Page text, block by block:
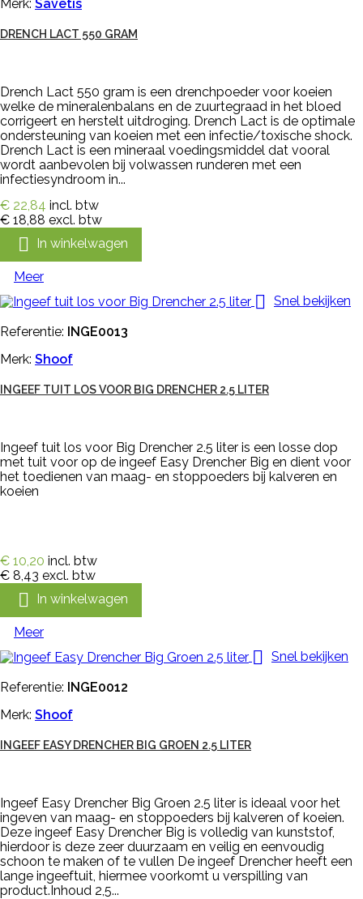
Merk: Savetis
DRENCH LACT 550 GRAM
Drench Lact 550 gram is een drenchpoeder voor koeien
welke de mineralenbalans en de zuurtegraad in het bloed
corrigeert en herstelt uitdroging. Drench Lact is de optimale
ondersteuning van koeien met een infectie/toxische shock.
Drench Lact is een mineraal voedingsmiddel dat vooral
wordt aanbevolen bij volwassen runderen met een
infectiesyndroom in...
€ 22,84 incl. btw
€ 18,88 excl. btw
 In winkelwagen
Meer
 Snel bekijken
Referentie: INGE0013
Merk: Shoof
INGEEF TUIT LOS VOOR BIG DRENCHER 2.5 LITER
Ingeef tuit los voor Big Drencher 2.5 liter is een losse dop
met tuit voor op de ingeef Easy Drencher Big en dient voor
het toedienen van maag- en stoppoeders bij kalveren en
koeien
€ 10,20 incl. btw
€ 8,43 excl. btw
 In winkelwagen
Meer
 Snel bekijken
Referentie: INGE0012
Merk: Shoof
INGEEF EASY DRENCHER BIG GROEN 2.5 LITER
Ingeef Easy Drencher Big Groen 2.5 liter is ideaal voor het
ingeven van maag- en stoppoeders bij kalveren of koeien.
Deze ingeef Easy Drencher Big is volledig van kunststof,
hierdoor is deze zeer duurzaam en veilig en eenvoudig
schoon te maken of te vullen De ingeef Drencher heeft een
lange ingeeftuit, hiermee voorkomt u verspilling van
product.Inhoud 2,5...